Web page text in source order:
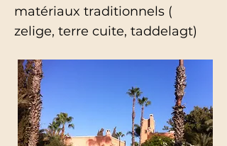
matériaux traditionnels (
zelige, terre cuite, taddelagt)